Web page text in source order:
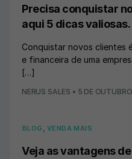
Precisa conquistar
aqui 5 dicas valiosas.
Conquistar novos clientes
e financeira de uma
[…]
NERUS SALES • 5 DE
BLOG , VENDA MAIS
Veja as vantagens